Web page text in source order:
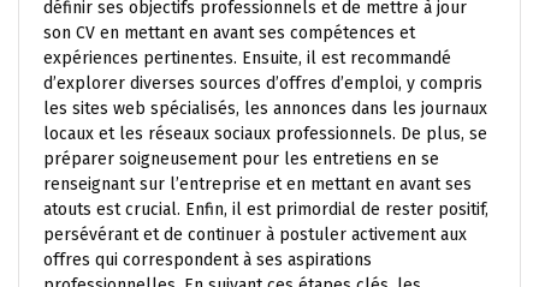
définir ses objectifs professionnels et de mettre à jour
son CV en mettant en avant ses compétences et
expériences pertinentes. Ensuite, il est recommandé
d’explorer diverses sources d’offres d’emploi, y compris
les sites web spécialisés, les annonces dans les journaux
locaux et les réseaux sociaux professionnels. De plus, se
préparer soigneusement pour les entretiens en se
renseignant sur l’entreprise et en mettant en avant ses
atouts est crucial. Enfin, il est primordial de rester positif,
persévérant et de continuer à postuler activement aux
offres qui correspondent à ses aspirations